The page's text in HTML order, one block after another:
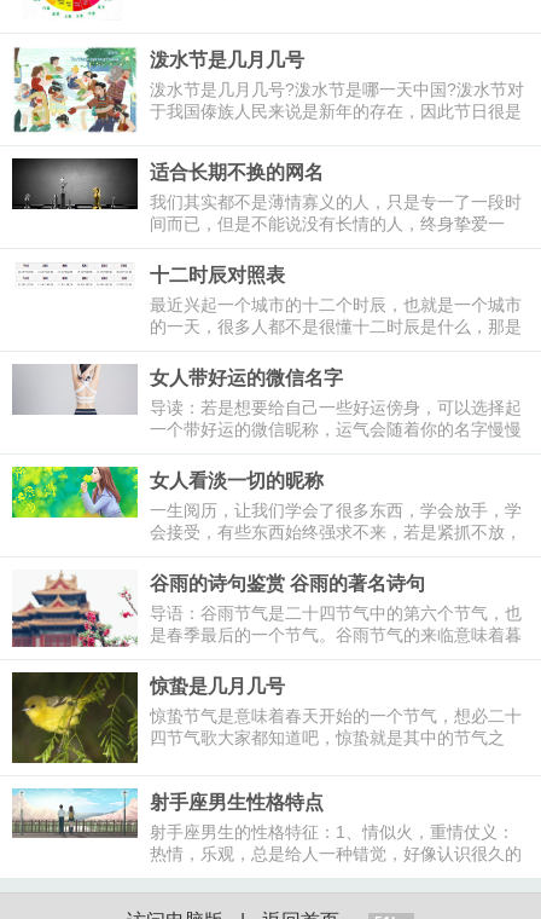
的。那么，二十四节气表去哪找呢?以下是万年历
小编带来的24节气表图大全，一起去看看吧。
泼水节是几月几号
泼水节是几月几号?泼水节是哪一天中国?泼水节对
于我国傣族人民来说是新年的存在，因此节日很是
所有人来参与，可见其活动的盛大，接下来和万年
历小编一起去看看吧。
适合长期不换的网名
我们其实都不是薄情寡义的人，只是专一了一段时
间而已，但是不能说没有长情的人，终身挚爱一
人，一生只用一个网名的人大有存在，只不过我们
身边少见而已。
十二时辰对照表
最近兴起一个城市的十二个时辰，也就是一个城市
的一天，很多人都不是很懂十二时辰是什么，那是
因为现在我们用惯了24个小时，在我国古代一天则
是由十二时辰来代表一天了。
女人带好运的微信名字
导读：若是想要给自己一些好运傍身，可以选择起
一个带好运的微信昵称，运气会随着你的名字慢慢
来到你的身边。让人带好运的名字有很多，那么你
知道女人带好运的微信名怎么起吗?以下
女人看淡一切的昵称
一生阅历，让我们学会了很多东西，学会放手，学
会接受，有些东西始终强求不来，若是紧抓不放，
苦了自己也害了他人，所以有时候看淡就是人生最
好的开始。那么，女人看淡一切的昵称怎么起?看
淡一切爱自己的网名女生有哪些呢?和万年历小编
一起去看看吧。
谷雨的诗句鉴赏 谷雨的著名诗句
导语：谷雨节气是二十四节气中的第六个节气，也
是春季最后的一个节气。谷雨节气的来临意味着暮
春时节，雨水也渐渐增多了，有了春雨的滋润万物
清新，是个适合作诗的好时节。因此有很多谷雨的
著名诗句流传，下面就让我们一起来看看谷雨最有
名的诗鉴赏。
惊蛰是几月几号
惊蛰节气是意味着春天开始的一个节气，想必二十
四节气歌大家都知道吧，惊蛰就是其中的节气之
面一个的节气是春分，那么大家知道惊蛰是几
射手座男生性格特点
射手座男生的性格特征：1、情似火，重情仗义：
热情，乐观，总是给人一种错觉，好像认识很久的
朋友似的，即使可能连对方名字都叫不上来，他都
能非常热情健谈的和对方展开一系列的交谈。2、